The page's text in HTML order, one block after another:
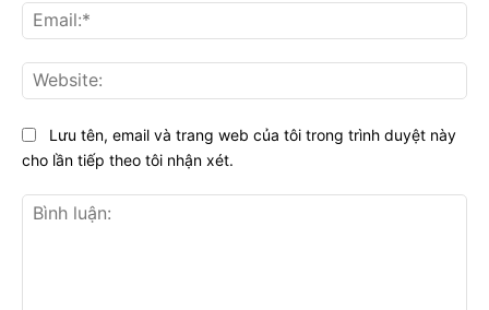
Lưu tên, email và trang web của tôi trong trình duyệt này
cho lần tiếp theo tôi nhận xét.